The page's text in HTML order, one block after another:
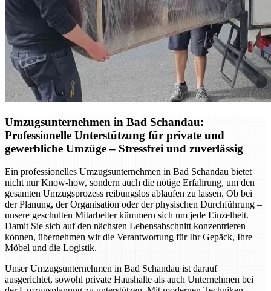
Umzugsunternehmen in Bad Schandau:
Professionelle Unterstützung für private und
gewerbliche Umzüge – Stressfrei und zuverlässig
Ein professionelles Umzugsunternehmen in Bad Schandau bietet
nicht nur Know-how, sondern auch die nötige Erfahrung, um den
gesamten Umzugsprozess reibungslos ablaufen zu lassen. Ob bei
der Planung, der Organisation oder der physischen Durchführung –
unsere geschulten Mitarbeiter kümmern sich um jede Einzelheit.
Damit Sie sich auf den nächsten Lebensabschnitt konzentrieren
können, übernehmen wir die Verantwortung für Ihr Gepäck, Ihre
Möbel und die Logistik.
Unser Umzugsunternehmen in Bad Schandau ist darauf
ausgerichtet, sowohl private Haushalte als auch Unternehmen bei